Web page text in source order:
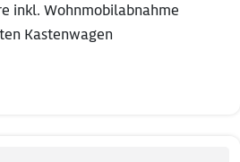
inkl. Wohnmobilabnahme
Kastenwagen